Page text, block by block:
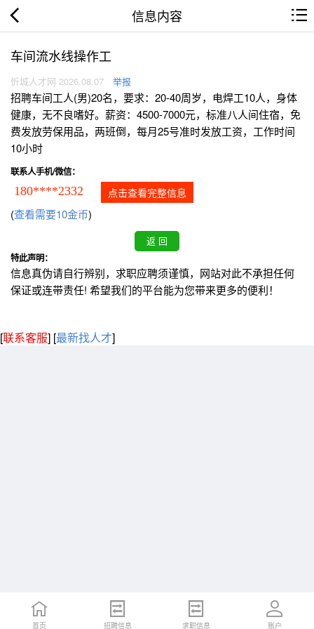
信息内容
车间流水线操作工
忻城人才网 2026.08.07 举报
招聘车间工人(男)20名，要求：20-40周岁，电焊工10人，身体
健康，无不良嗜好。薪资：4500-7000元，标准八人间住宿，免
费发放劳保用品，两班倒，每月25号准时发放工资，工作时间
10小时
联系人手机/微信：
180****2332 点击查看完整信息
(查看需要10金币)
特此声明：
信息真伪请自行辨别，求职应聘须谨慎，网站对此不承担任何
保证或连带责任! 希望我们的平台能为您带来更多的便利！
[联系客服] [最新找人才]
首页 招聘信息 求职信息 账户